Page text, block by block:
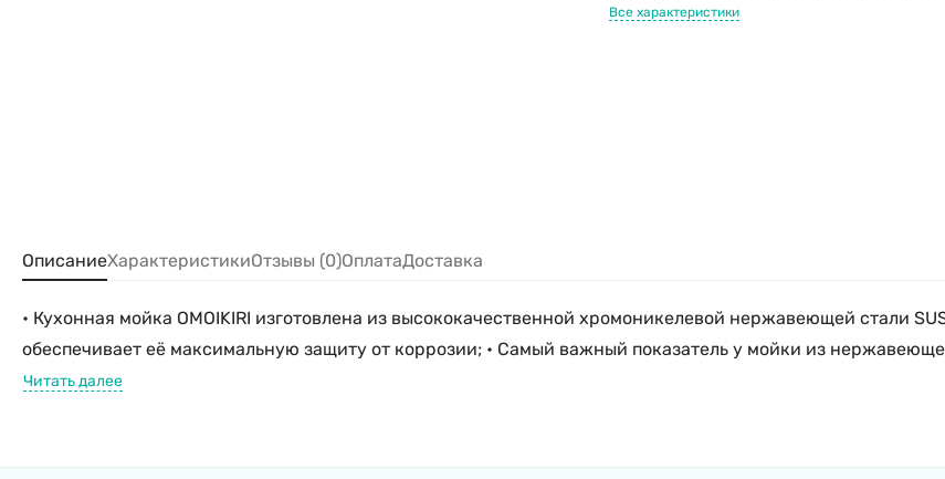
Все характеристики
ОписаниеХарактеристикиОтзывы (0)ОплатаДоставка
• Кухонная мойка OMOIKIRI изготовлена из высококачественной хромоникелевой нержавеющей стали
обеспечивает её максимальную защиту от коррозии; • Самый важный показатель у мойки из
Читать далее